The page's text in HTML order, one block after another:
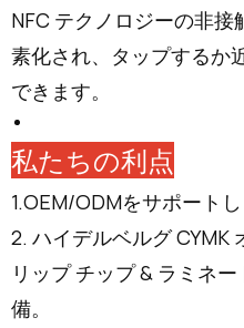
NFC テクノロジーの非
素化され、タップするか
できます。
私たちの利点
1.OEM/ODMをサポートし
2. ハイデルベルグ CYMK
リップ チップ & ラミネ
備。